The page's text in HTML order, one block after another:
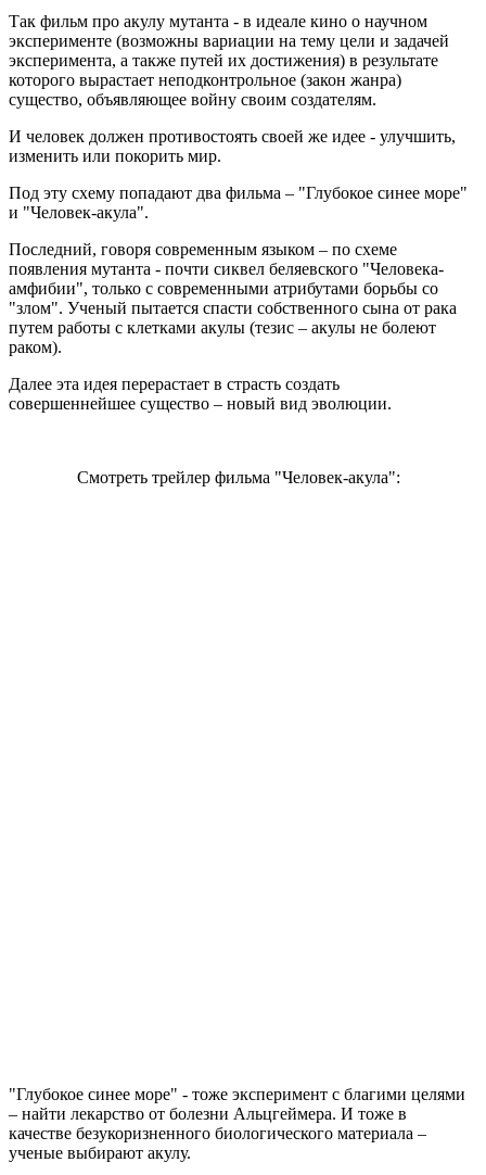
Так фильм про акулу мутанта - в идеале кино о научном
эксперименте (возможны вариации на тему цели и задачей
эксперимента, а также путей их достижения) в результате
которого вырастает неподконтрольное (закон жанра)
существо, объявляющее войну своим создателям.
И человек должен противостоять своей же идее - улучшить,
изменить или покорить мир.
Под эту схему попадают два фильма – "Глубокое синее море"
и "Человек-акула".
Последний, говоря современным языком – по схеме
появления мутанта - почти сиквел беляевского "Человека-
амфибии", только с современными атрибутами борьбы со
"злом". Ученый пытается спасти собственного сына от рака
путем работы с клетками акулы (тезис – акулы не болеют
раком).
Далее эта идея перерастает в страсть создать
совершеннейшее существо – новый вид эволюции.
Смотреть трейлер фильма "Человек-акула":
"Глубокое синее море" - тоже эксперимент с благими целями
– найти лекарство от болезни Альцгеймера. И тоже в
качестве безукоризненного биологического материала –
ученые выбирают акулу.